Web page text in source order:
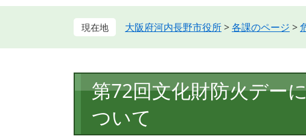
大阪府河内長野市役所>各課のページ >
文
第72回文化財防火デー
ついて